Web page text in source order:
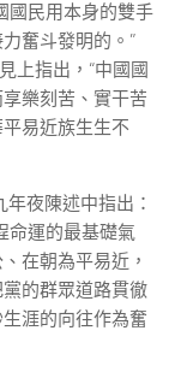
國民用本身的雙手
奮斗發明的。”
上指出，“中國國
樂刻苦、實干苦
易近族生生不
夜陳述中指出：
命運的最基礎氣
在朝為平易近，
的群眾道路貫徹
涯的向往作為奮